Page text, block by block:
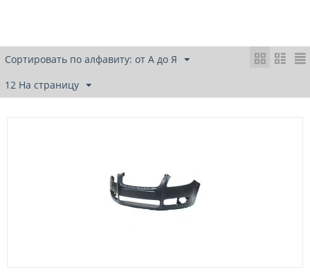
Сортировать по алфавиту: от А до Я
12 На страницу